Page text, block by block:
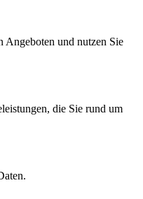
Angeboten und nutzen Sie
die Sie rund um